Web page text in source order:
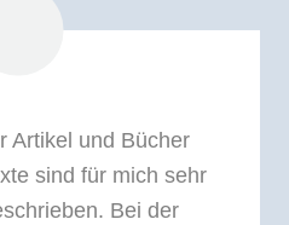
Artikel und Bücher
sind für mich sehr
Bei der